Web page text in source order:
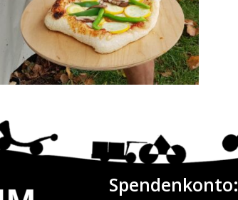
Spendenkonto: